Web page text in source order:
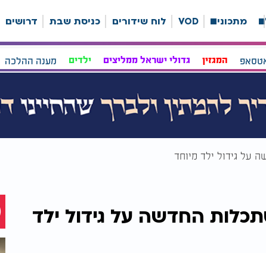
מתכונים VOD לוח שידורים כניסת שבת דרושים
המגזין גדולי ישראל ממליצים ילדים מענה ההלכה
על גידול ילד מיוחד
החדשה על גידול ילד